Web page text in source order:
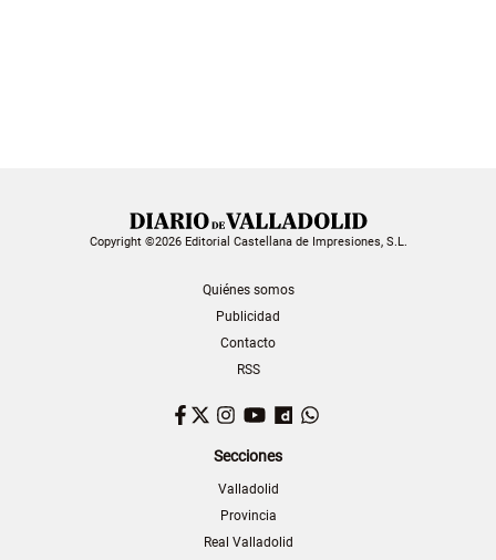
Copyright ©2026 Editorial Castellana de Impresiones, S.L.
Quiénes somos
Publicidad
Contacto
RSS
Facebook
TwitterInstagram
YouTubeDailymotion
Secciones
Valladolid
Provincia
Real Valladolid